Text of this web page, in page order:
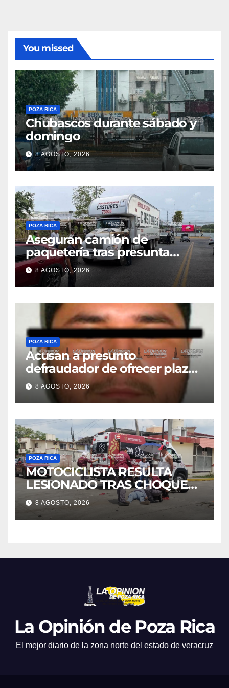
You missed
POZA RICA
Chubascos durante sábado y
domingo
8 AGOSTO, 2026
POZA RICA
Aseguran camión de
paquetería tras presunta
captura de una iguana en
Tuxpan
8 AGOSTO, 2026
POZA RICA
Acusan a presunto
defraudador de ofrecer plazas
de maestros
8 AGOSTO, 2026
POZA RICA
MOTOCICLISTA RESULTA
LESIONADO TRAS CHOQUE
EN LA 27 DE SEPTIEMBRE
8 AGOSTO, 2026
La Opinión de Poza Rica
El mejor diario de la zona norte del estado de veracruz